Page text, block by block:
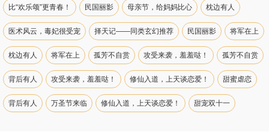
比“欢乐颂”更青春！ 民国丽影 母亲节，给妈妈比心 枕边有人
医术风云，毒妃很受宠 择天记——同类玄幻推荐 民国丽影 将军在上
枕边有人 将军在上 孤芳不自赏 攻受来袭，羞羞哒！ 孤芳不自赏
背后有人 攻受来袭，羞羞哒！ 修仙入道，上天谈恋爱！ 甜蜜虐恋
背后有人 万圣节来临 修仙入道，上天谈恋爱！ 甜宠双十一